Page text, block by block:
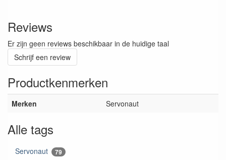
Reviews
Er zijn geen reviews beschikbaar in de huidige taal
Schrijf een review
Productkenmerken
Merken Servonaut
Alle tags
Servonaut 79